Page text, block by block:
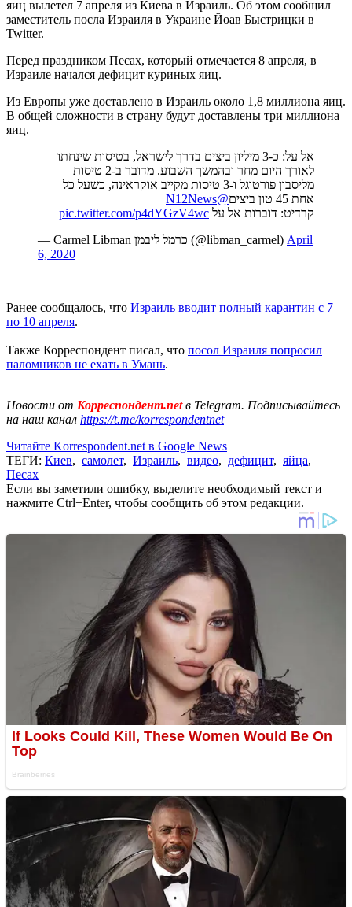
яиц вылетел 7 апреля из Киева в Израиль. Об этом сообщил
заместитель посла Израиля в Украине Йоав Быстрицки в
Twitter.
Перед праздником Песах, который отмечается 8 апреля, в
Израиле начался дефицит куриных яиц.
Из Европы уже доставлено в Израиль около 1,8 миллиона яиц.
В общей сложности в страну будут доставлены три миллиона
яиц.
אל על: כ-3 מיליון ביצים בדרך לישראל, בטיסות שינחתו
לאורך היום מחר ובהמשך השבוע. מדובר ב-2 טיסות
מליסבון פורטוגל ו-3 טיסות מקייב אוקראינה, כשעל כל
אחת 45 טון ביצים
@N12News
קרדיט: דוברות אל על pic.twitter.com/p4dYGzV4wc
— Carmel Libman כרמל ליבמן (@libman_carmel) April
6, 2020
Ранее сообщалось, что Израиль вводит полный карантин с 7
по 10 апреля.
Также Корреспондент писал, что посол Израиля попросил
паломников не ехать в Умань.
Новости от Корреспондент.netв Telegram. Подписывайтесь
на наш канал https://t.me/korrespondentnet
Читайте Korrespondent.net в Google News
ТЕГИ: Киев, самолет, Израиль, видео, дефицит, яйца,
Песах
Если вы заметили ошибку, выделите необходимый текст и
нажмите Ctrl+Enter, чтобы сообщить об этом редакции.